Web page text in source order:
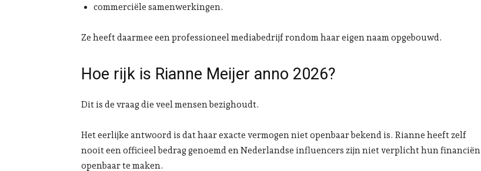
commerciële samenwerkingen.
Ze heeft daarmee een professioneel mediabedrijf rondom haar eigen naam opgebouwd.
Hoe rijk is Rianne Meijer anno 2026?
Dit is de vraag die veel mensen bezighoudt.
Het eerlijke antwoord is dat haar exacte vermogen niet openbaar bekend is. Rianne heeft zelf
nooit een officieel bedrag genoemd en Nederlandse influencers zijn niet verplicht hun financiën
openbaar te maken.